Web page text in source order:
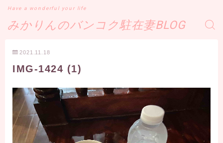
みかりんのバンコク駐在妻BLOG
Have a wonderful your life
2021.11.18
IMG-1424 (1)